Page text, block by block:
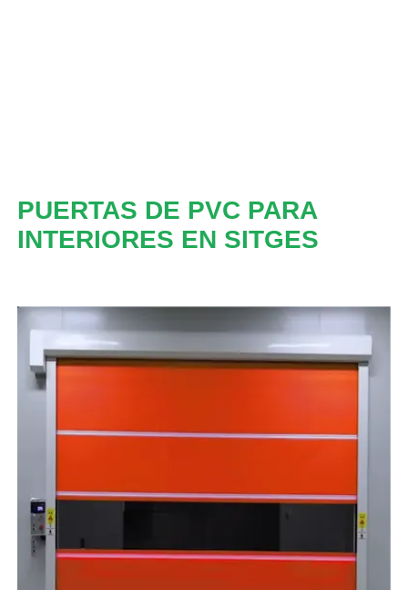
PUERTAS DE PVC PARA
INTERIORES EN SITGES